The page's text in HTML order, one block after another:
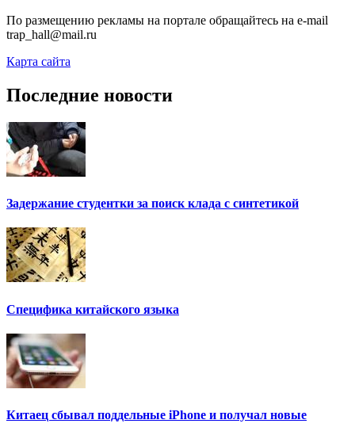
По размещению рекламы на портале обращайтесь на e-mail
trap_hall@mail.ru
Карта сайта
Последние новости
Задержание студентки за поиск клада с синтетикой
Специфика китайского языка
Китаец сбывал поддельные iPhone и получал новые